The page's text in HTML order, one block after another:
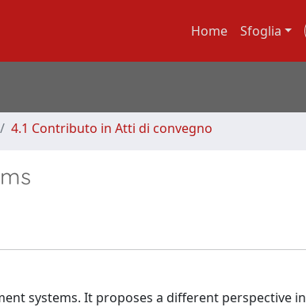
Home Sfoglia
4.1 Contributo in Atti di convegno
systems. It proposes a different perspective in